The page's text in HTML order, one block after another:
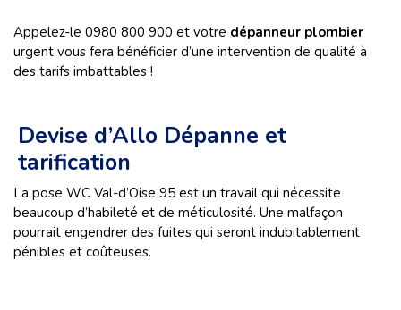
Appelez-le 0980 800 900 et votre dépanneur plombier
urgent vous fera bénéficier d’une intervention de qualité à
des tarifs imbattables !
Devise d’Allo Dépanne et
tarification
La pose WC Val-d’Oise 95 est un travail qui nécessite
beaucoup d’habileté et de méticulosité. Une malfaçon
pourrait engendrer des fuites qui seront indubitablement
pénibles et coûteuses.